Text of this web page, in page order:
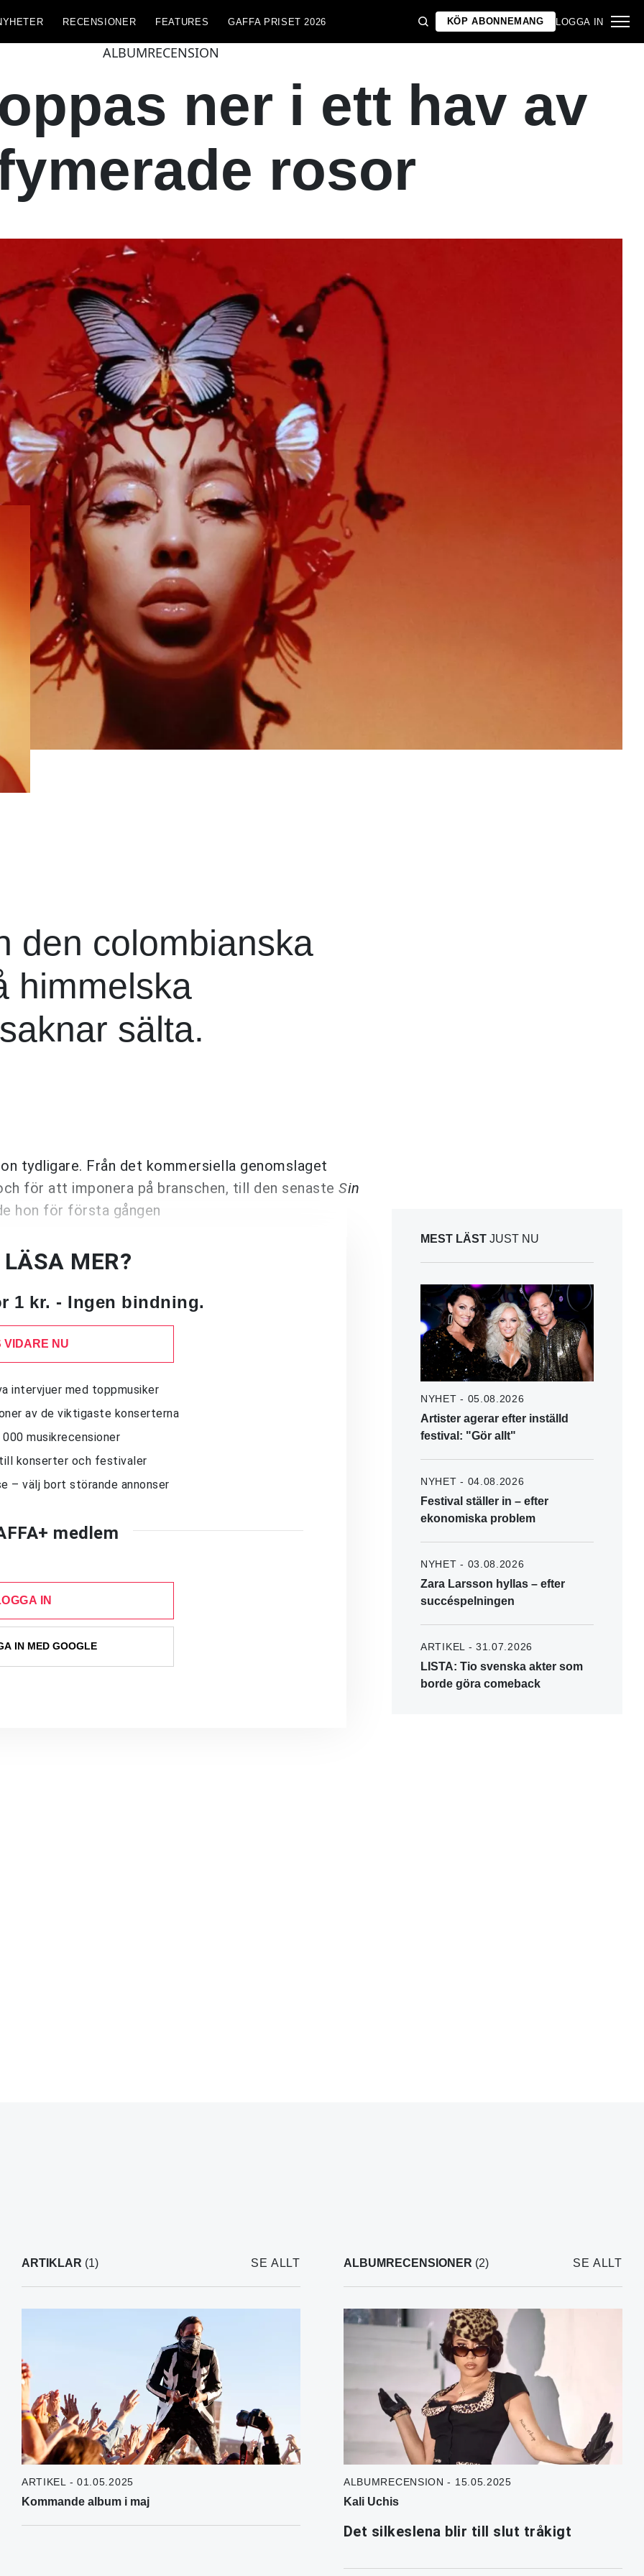
RECENSIONER FEATURES GAFFA PRISET 2026 KÖP ABONNEMANG LOGGA IN
ALBUMRECENSION
ner i ett hav av
rosor
den colombianska
himmelska
sälta.
tydligare. Från det kommersiella genomslaget
för att imponera på branschen, till den senaste Sin
hon för första gången
MER?
1 kr. - Ingen bindning.
VIDARE NU
intervjuer med toppmusiker
av de viktigaste konserterna
musikrecensioner
konserter och festivaler
– välj bort störande annonser
medlem
IN
IN MED GOOGLE
MEST LÄST JUST NU
NYHET - 05.08.2026
Artister agerar efter inställd
festival: "Gör allt"
NYHET - 04.08.2026
Festival ställer in – efter
ekonomiska problem
NYHET - 03.08.2026
Zara Larsson hyllas – efter
succéspelningen
ARTIKEL - 31.07.2026
LISTA: Tio svenska akter som
borde göra comeback
ARTIKLAR (1) SE ALLT
ARTIKEL - 01.05.2025
Kommande album i maj
ALBUMRECENSIONER (2) SE ALLT
ALBUMRECENSION - 15.05.2025
Kali Uchis
Det silkeslena blir till slut tråkigt